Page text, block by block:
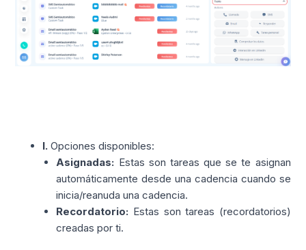
I. Opciones disponibles:
Asignadas: Estas son tareas que se te asignan
automáticamente desde una cadencia cuando se
inicia/reanuda una cadencia.
Recordatorio: Estas son tareas (recordatorios)
creadas por ti.